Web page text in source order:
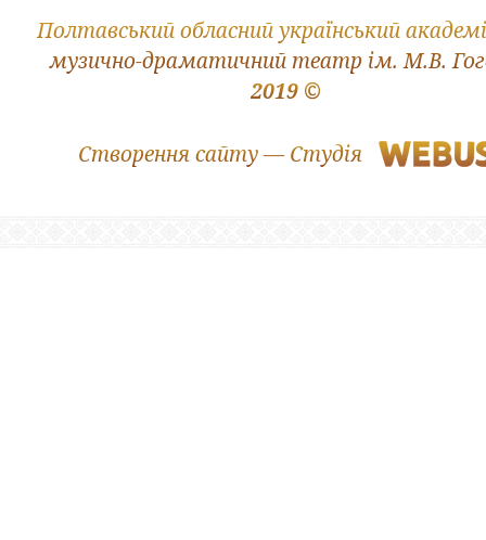
2019 ©
Полтавський обласний український
музично-драматичний театр ім. М.В.
Створення сайту — Студія